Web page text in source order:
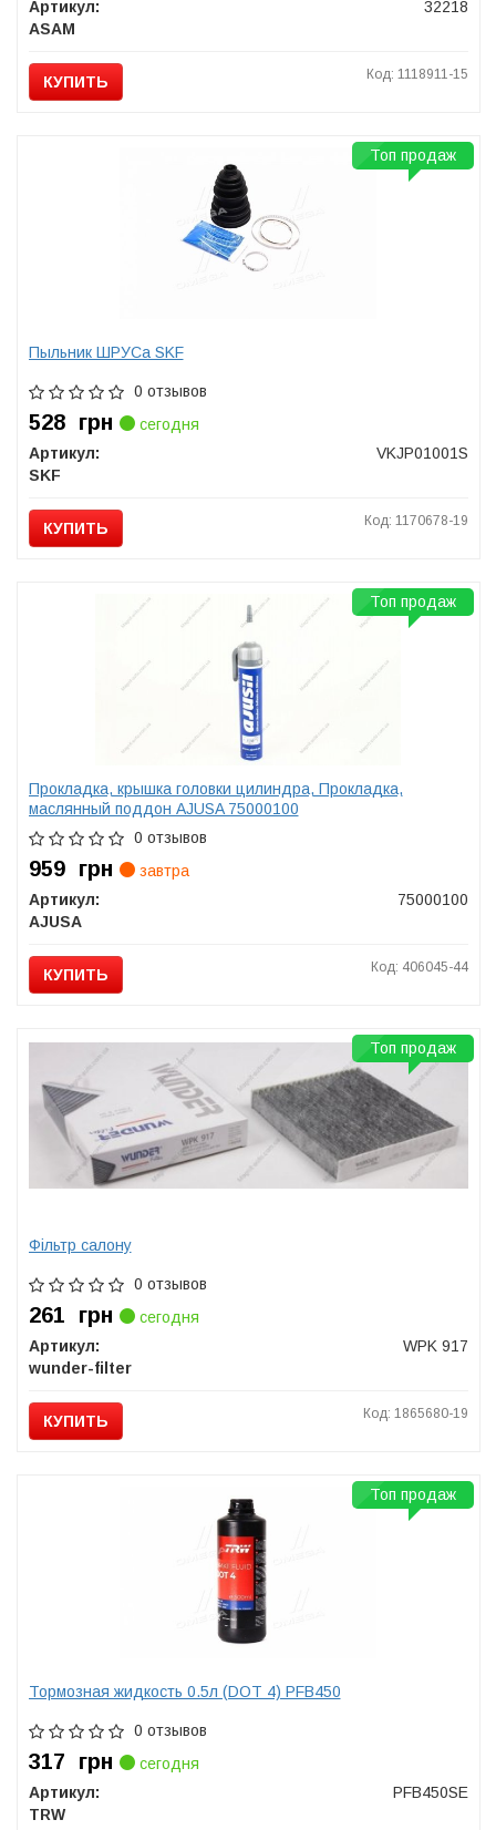
Артикул:
32218
ASAM
КУПИТЬ Код: 1118911-15
Пыльник ШРУСа SKF
0 отзывов
528 грн
сегодня
Артикул:
VKJP01001S
SKF
КУПИТЬ Код: 1170678-19
Топ продаж
Прокладка, крышка головки цилиндра, Прокладка,
маслянный поддон AJUSA 75000100
0 отзывов
959 грн
завтра
Артикул:
75000100
AJUSA
КУПИТЬ Код: 406045-44
Топ продаж
Фільтр салону
0 отзывов
261 грн
сегодня
Артикул:
WPK 917
wunder-filter
КУПИТЬ Код: 1865680-19
Топ продаж
Тормозная жидкость 0.5л (DOT 4) PFB450
0 отзывов
317 грн
сегодня
Артикул:
PFB450SE
TRW
Топ продаж